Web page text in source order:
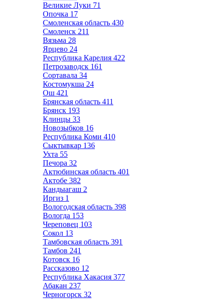
Великие Луки 71
Опочка 17
Смоленская область 430
Смоленск 211
Вязьма 28
Ярцево 24
Республика Карелия 422
Петрозаводск 161
Сортавала 34
Костомукша 24
Ош 421
Брянская область 411
Брянск 193
Клинцы 33
Новозыбков 16
Республика Коми 410
Сыктывкар 136
Ухта 55
Печора 32
Актюбинская область 401
Актобе 382
Кандыагаш 2
Иргиз 1
Вологодская область 398
Вологда 153
Череповец 103
Сокол 13
Тамбовская область 391
Тамбов 241
Котовск 16
Рассказово 12
Республика Хакасия 377
Абакан 237
Черногорск 32